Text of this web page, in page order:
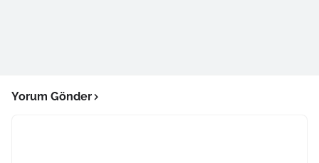
Yorum Gönder